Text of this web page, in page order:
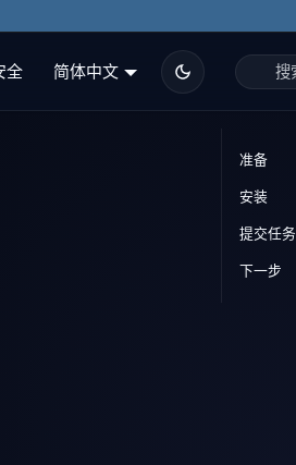
全 简体中文
准备
安装
提交任务
下一步